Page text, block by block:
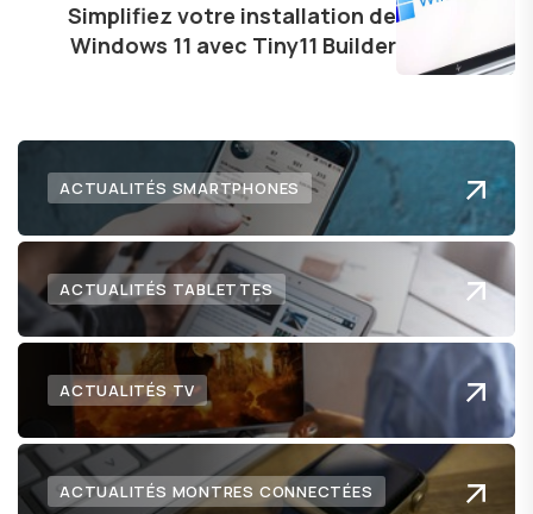
Simplifiez votre installation de
Windows 11 avec Tiny11 Builder
ACTUALITÉS SMARTPHONES
ACTUALITÉS TABLETTES
ACTUALITÉS TV
ACTUALITÉS MONTRES CONNECTÉES